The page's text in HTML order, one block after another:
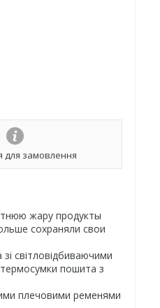
для замовлення
жару продукты
сохраняли свои
світловідбиваючими
пошита з
плечовими ременями